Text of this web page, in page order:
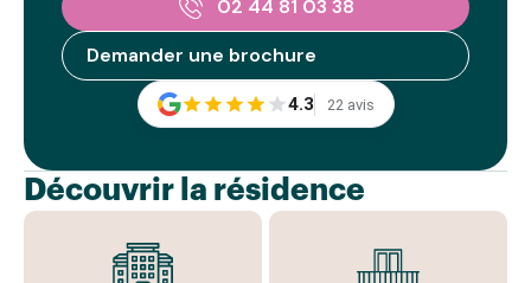
02 44 81 03 38
Demander une brochure
4.3 22 avis
Découvrir la résidence